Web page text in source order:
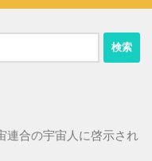
連合の宇宙人に啓示され